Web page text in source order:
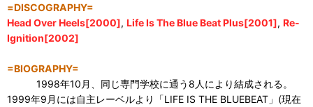
=DISCOGRAPHY=
Head Over Heels[2000], Life Is The Blue Beat Plus[2001], Re-
Ignition[2002]
=BIOGRAPHY=
1998年10月、同じ専門学校に通う8人により結成される。
1999年9月には自主レーベルより「LIFE IS THE BLUEBEAT」(現在